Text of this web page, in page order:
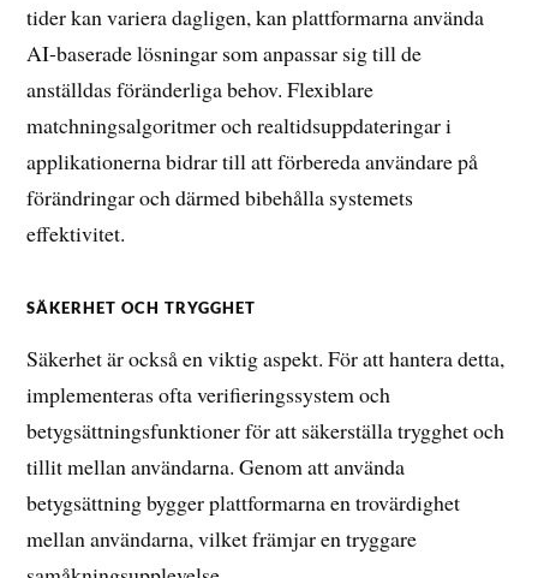
tider kan variera dagligen, kan plattformarna använda
AI-baserade lösningar som anpassar sig till de
anställdas föränderliga behov. Flexiblare
matchningsalgoritmer och realtidsuppdateringar i
applikationerna bidrar till att förbereda användare på
förändringar och därmed bibehålla systemets
effektivitet.
SÄKERHET OCH TRYGGHET
Säkerhet är också en viktig aspekt. För att hantera detta,
implementeras ofta verifieringssystem och
betygsättningsfunktioner för att säkerställa trygghet och
tillit mellan användarna. Genom att använda
betygsättning bygger plattformarna en trovärdighet
mellan användarna, vilket främjar en tryggare